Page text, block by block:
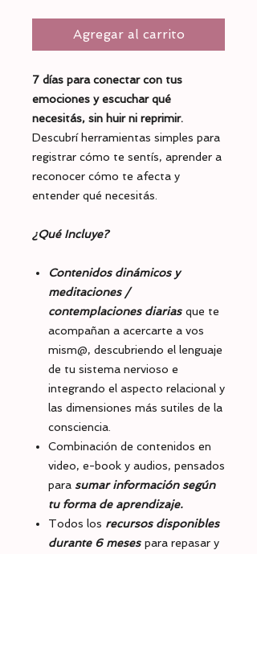
Agregar al carrito
7 días para conectar con tus
emociones y escuchar qué
necesitás, sin huir ni reprimir.
Descubrí herramientas simples para
registrar cómo te sentís, aprender a
reconocer cómo te afecta y
entender qué necesitás.
¿Qué Incluye?
Contenidos dinámicos y
meditaciones /
contemplaciones diarias que te
acompañan a acercarte a vos
mism@, descubriendo el lenguaje
de tu sistema nervioso e
integrando el aspecto relacional y
las dimensiones más sutiles de la
consciencia.
Combinación de contenidos en
video, e-book y audios, pensados
para sumar información según
tu forma de aprendizaje.
Todos los recursos disponibles
durante 6 meses para repasar y